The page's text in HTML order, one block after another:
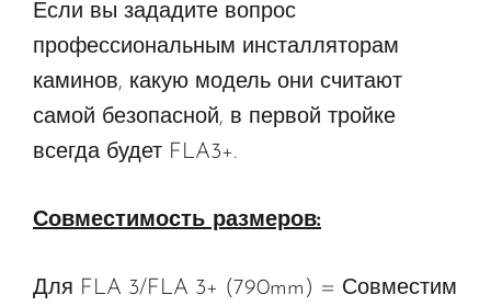
Если вы зададите вопрос
профессиональным инсталляторам
каминов, какую модель они считают
самой безопасной, в первой тройке
всегда будет FLA3+.
Совместимость размеров:
Для FLA 3/FLA 3+ (790mm) = Совместим